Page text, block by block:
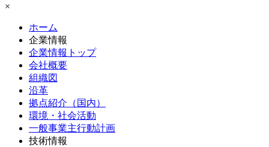
×
ホーム
企業情報
企業情報トップ
会社概要
組織図
沿革
拠点紹介（国内）
環境・社会活動
一般事業主行動計画
技術情報